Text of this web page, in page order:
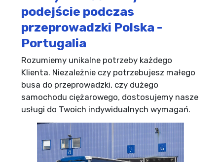
podejście podczas
przeprowadzki Polska -
Portugalia
Rozumiemy unikalne potrzeby każdego
Klienta. Niezależnie czy potrzebujesz małego
busa do przeprowadzki, czy dużego
samochodu ciężarowego, dostosujemy nasze
usługi do Twoich indywidualnych wymagań.